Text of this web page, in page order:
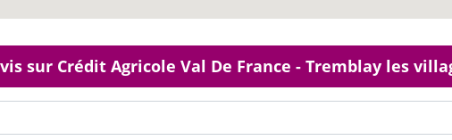
sur Crédit Agricole Val De France - Tremblay les